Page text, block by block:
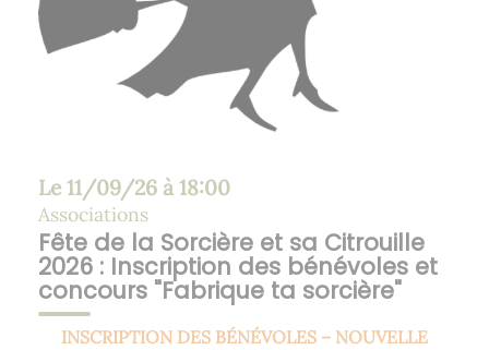
Le11/09/26 à 18:00
Associations
Fête de la Sorcière et sa Citrouille
2026 : Inscription des bénévoles et
concours "Fabrique ta sorcière"
INSCRIPTION DES BÉNÉVOLES – NOUVELLE